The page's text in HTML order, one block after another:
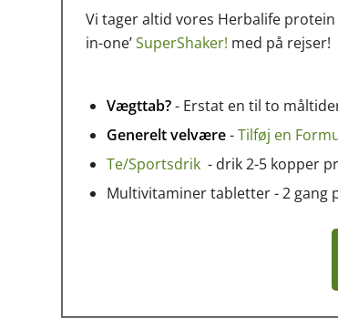
Vi tager altid vores Herbalife
in-one’SuperShaker! med på rejser!
Vægttab?- Erstat en til to
Generelt velvære-Tilføj en
Te/Sportsdrik- drik 2-5 kopper
Multivitaminer tabletter - 2 gang